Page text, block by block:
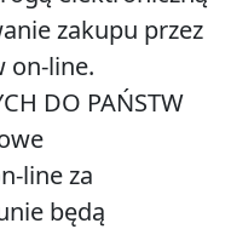
zakupu przez
on-line.
DO PAŃSTW
line za
będą